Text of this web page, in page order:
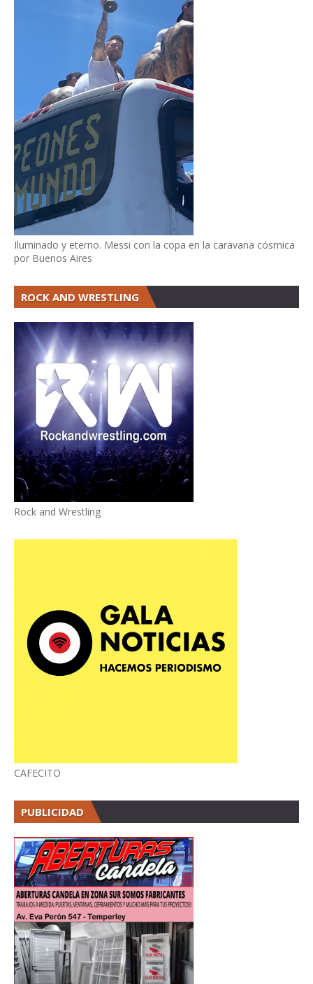
Iluminado y eterno. Messi con la copa en la caravana cósmica
por Buenos Aires
ROCK AND WRESTLING
Rock and Wrestling
CAFECITO
PUBLICIDAD